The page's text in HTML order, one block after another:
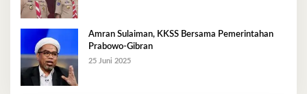
Amran Sulaiman, KKSS Bersama Pemerintahan
Prabowo-Gibran
25 Juni 2025